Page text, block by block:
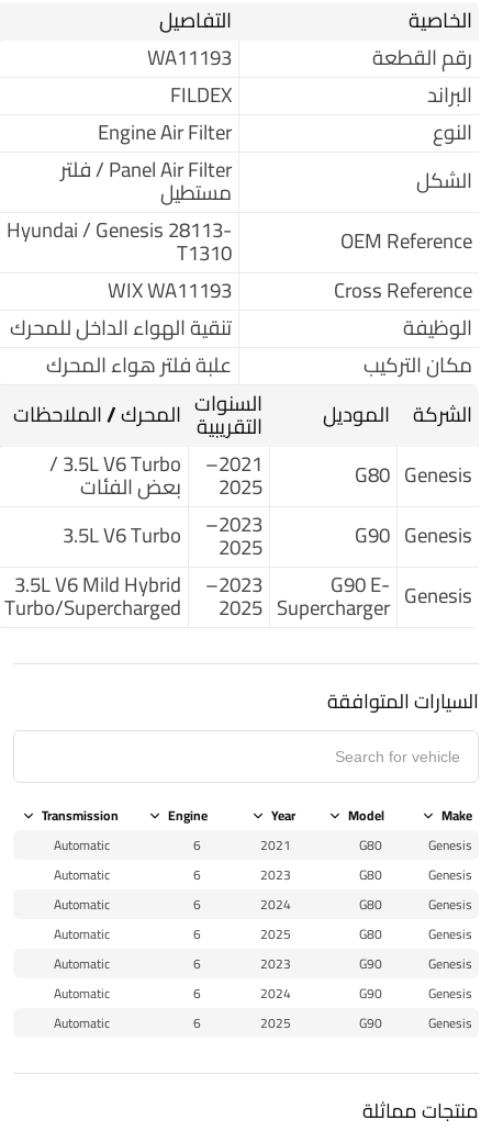
الخاصية
التفاصيل
رقم القطعة
WA11193
البراند
FILDEX
النوع
Engine Air Filter
الشكل
Panel Air Filter / فلتر
مستطيل
OEM Reference
Hyundai / Genesis 28113-
T1310
Cross Reference
WIX WA11193
الوظيفة
تنقية الهواء الداخل للمحرك
مكان التركيب
علبة فلتر هواء المحرك
الشركة
الموديل السنوات
التقريبية المحرك / الملاحظات
Genesis
G80
2021–
2025
3.5L V6 Turbo /
بعض الفئات
Genesis
G90
2023–
2025
3.5L V6 Turbo
Genesis
G90 E-
Supercharger
2023–
2025
3.5L V6 Mild Hybrid
Turbo/Supercharged
السيارات المتوافقة
Make
Model
Year
Engine
Transmission
Genesis
G80
2021
6
Automatic
Genesis
G80
2023
6
Automatic
Genesis
G80
2024
6
Automatic
Genesis
G80
2025
6
Automatic
Genesis
G90
2023
6
Automatic
Genesis
G90
2024
6
Automatic
Genesis
G90
2025
6
Automatic
منتجات مماثلة